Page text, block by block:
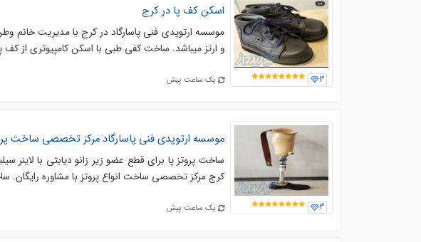
3
اسکن کف پا در کرج
موسسه ارتوپدی فنی پاسارگاد در کرج با مدیریت خانم
و ارتز میباشد. ساخت کفی طبی با اسکن کامپیوتری از
یک ساعت پیش
3
موسسه ارتوپدی فنی پاسارگاد مرکز تخصصی ساخت
ساخت پروتز پا برای قطع عضو زیر زانو دیابتی با لاینر
کرج مرکز تخصصی ساخت انواع پروتز با مشاوره رایگان.
یک ساعت پیش